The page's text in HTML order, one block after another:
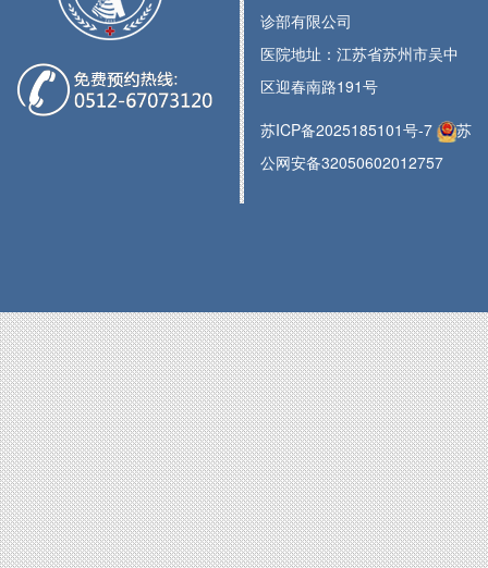
诊部有限公司
医院地址：江苏省苏州市吴中
区迎春南路191号
苏ICP备2025185101号-7
苏
公网安备32050602012757